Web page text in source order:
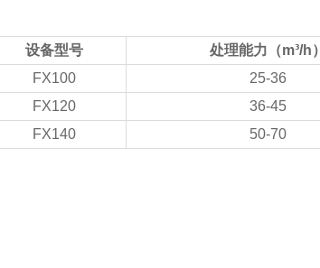
设备型号 处理能力（m³/h）
FX100
25-36
FX120
36-45
FX140
50-70